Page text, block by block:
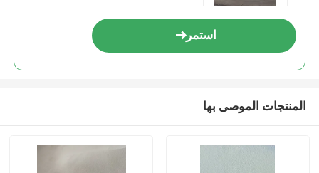
استمر
المنتجات الموصى بها